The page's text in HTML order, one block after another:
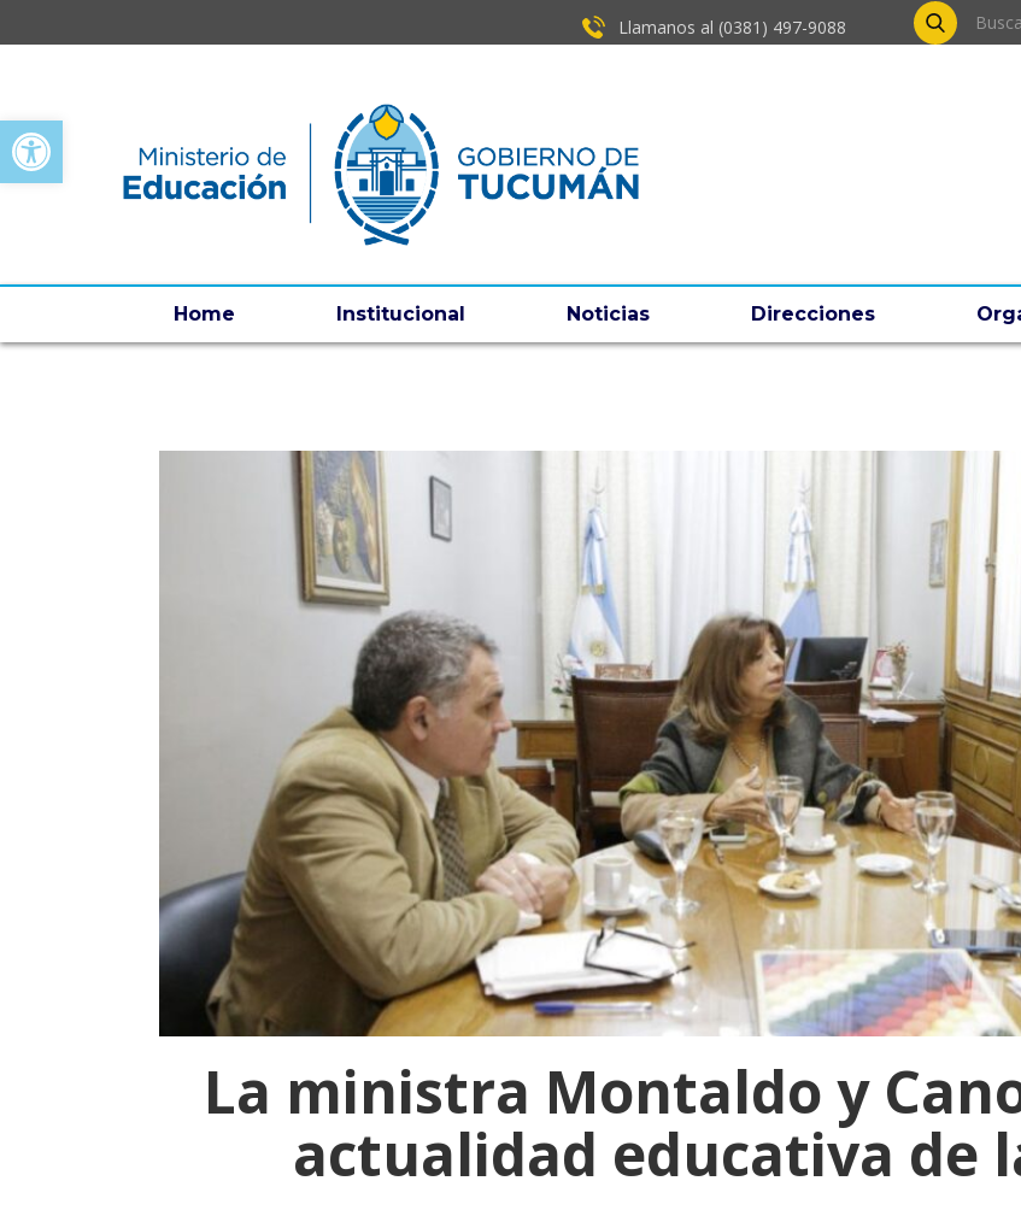
Open toolbar
Llamanos al (0381) ​497-9088
Home Institucional Noticias Direcciones
La ministra Montaldo y
actualidad educativa de